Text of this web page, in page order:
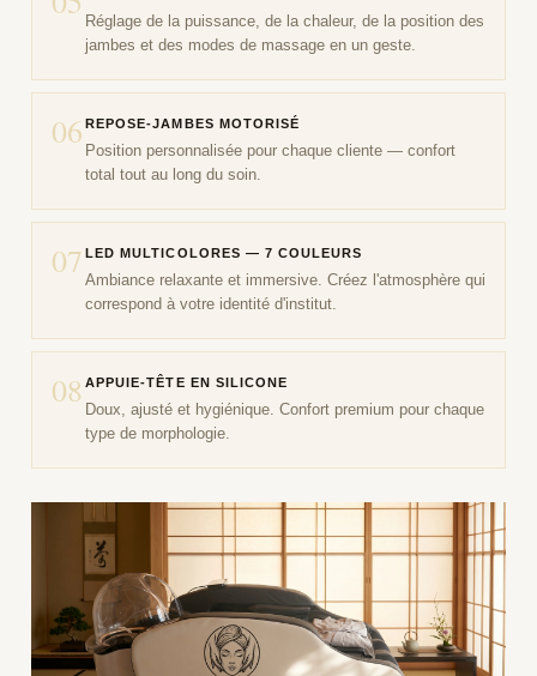
Réglage de la puissance, de la chaleur, de la position des
jambes et des modes de massage en un geste.
06 REPOSE-JAMBES MOTORISÉ
Position personnalisée pour chaque cliente — confort
total tout au long du soin.
07 LED MULTICOLORES — 7 COULEURS
Ambiance relaxante et immersive. Créez l'atmosphère qui
correspond à votre identité d'institut.
08 APPUIE-TÊTE EN SILICONE
Doux, ajusté et hygiénique. Confort premium pour chaque
type de morphologie.